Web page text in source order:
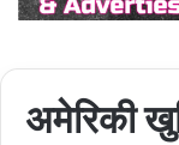
अमेरिकी